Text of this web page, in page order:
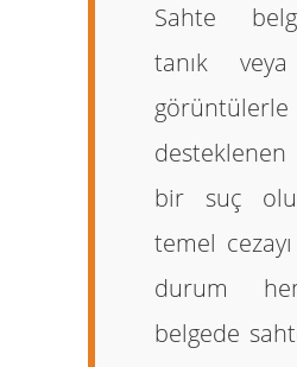
Sahte
tanık
görüntülerle
bir suç
temel
durum
belgede